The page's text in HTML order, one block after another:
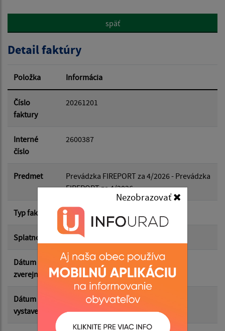
Nezobrazovať
Hľadať v:
Dátum od:
Dátum do:
Suma od:
Filtrovať Reset
späť
Detail faktúry
Položka Informácia
Číslo
faktury
20261201
Interné
číslo
2600387
Predmet
Prevádzka FIREPORT za 4/2026 - Prevádzka
FIREPORT za 4/2026
Typ faktúry dodávateľská
Splatnosť 16.05.2026
Dátum
zverejnenia
05.05.2026
Dátum
vystavenia
01.05.2026